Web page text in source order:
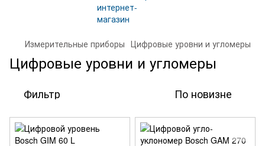
Измерительные приборы Цифровые уровни и угломеры
Цифровые уровни и угломеры
Фильтр По новизне